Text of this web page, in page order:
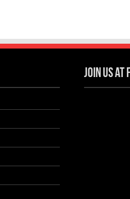
Join us at